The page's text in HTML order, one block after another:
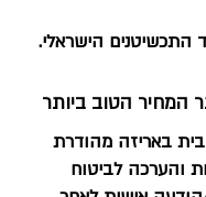
התכשיטנים הישראלי.
המחיר הטוב ביותר
באריזה מהודרת
והערכה לביטוח